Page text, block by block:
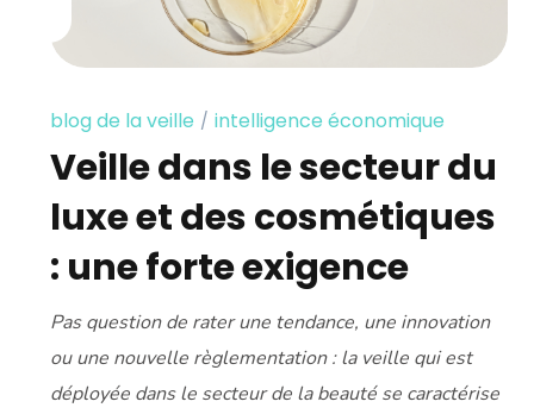
blog de la veille intelligence économique
Veille dans le secteur du
luxe et des cosmétiques
: une forte exigence
Pas question de rater une tendance, une innovation
ou une nouvelle règlementation : la veille qui est
déployée dans le secteur de la beauté se caractérise